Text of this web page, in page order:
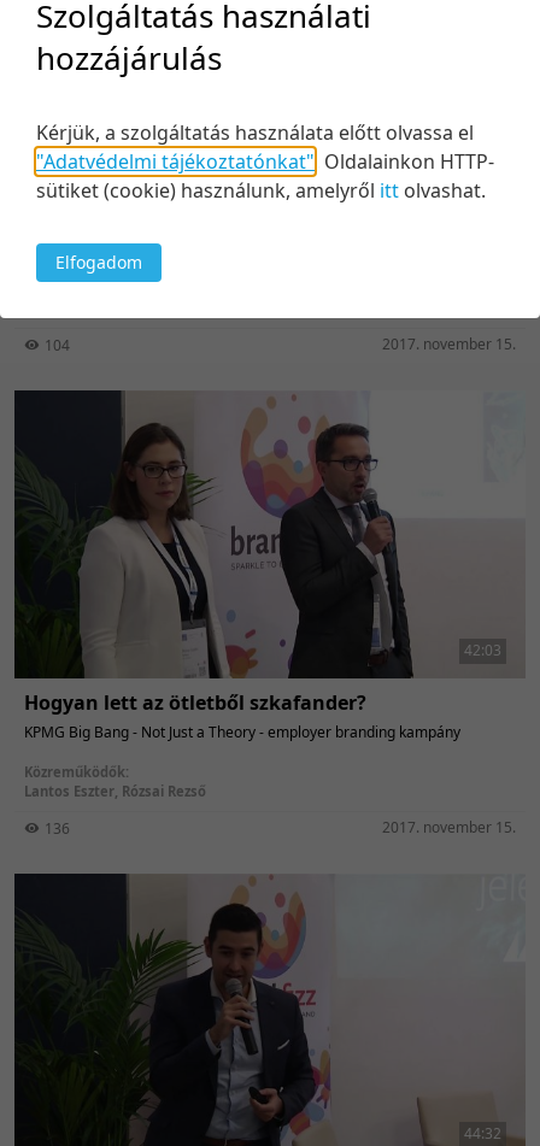
29:35
Employer branding élesben: hogyan vegyünk fel
300 IT szakembert 1 év alatt?
104 2017. november 15.
42:03
Hogyan lett az ötletből szkafander?
KPMG Big Bang - Not Just a Theory - employer branding kampány
Közreműködők:
Lantos Eszter, Rózsai Rezső
136 2017. november 15.
44:32
Szolgáltatás használati
hozzájárulás
Kérjük, a szolgáltatás használata előtt olvassa el
"Adatvédelmi tájékoztatónkat" Oldalainkon HTTP-
sütiket (cookie) használunk, amelyről itt olvashat.
Elfogadom